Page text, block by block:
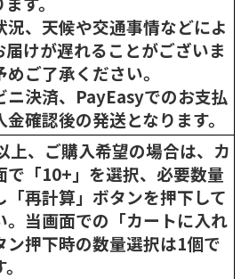
、天候や交通事情などによ
届けが遅れることがございま
ご了承ください。
決済、PayEasyでのお支払
金確認後の発送となります。
、ご購入希望の場合は、カ
で「10+」を選択、必要数量
「再計算」ボタンを押下して
。当画面での「カートに入れ
ン押下時の数量選択は1個で